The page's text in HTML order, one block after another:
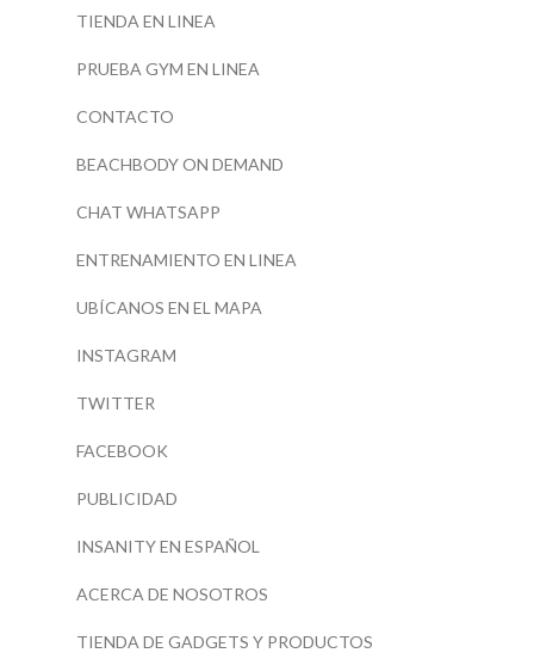
TIENDA EN LINEA
PRUEBA GYM EN LINEA
CONTACTO
BEACHBODY ON DEMAND
CHAT WHATSAPP
ENTRENAMIENTO EN LINEA
UBÍCANOS EN EL MAPA
INSTAGRAM
TWITTER
FACEBOOK
PUBLICIDAD
INSANITY EN ESPAÑOL
ACERCA DE NOSOTROS
TIENDA DE GADGETS Y PRODUCTOS